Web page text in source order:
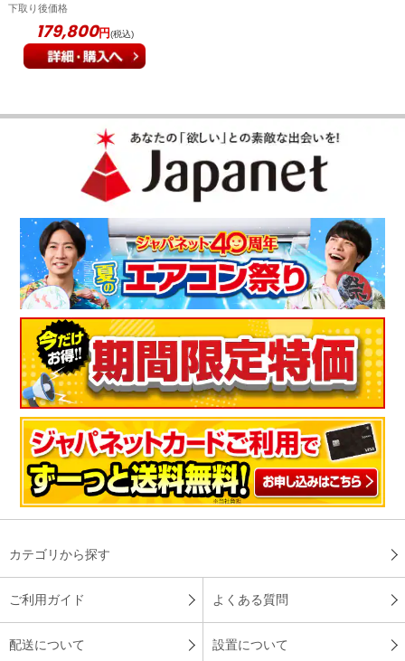
に14畳 ホワイト系 AY-
U40V
下取り後価格
179,800円(税込)
カテゴリから探す
ご利用ガイド よくある質問
配送について 設置について